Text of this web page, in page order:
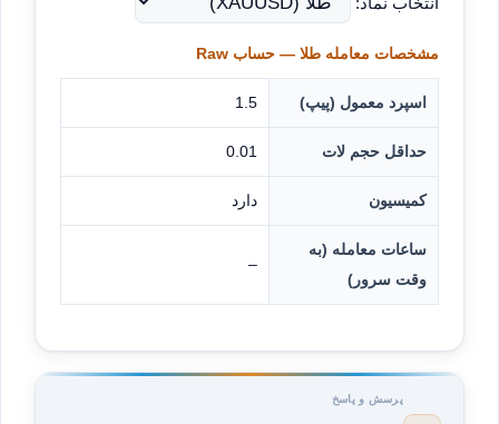
انتخاب نماد:
مشخصات معامله طلا — حساب Raw
اسپرد معمول (پیپ) 1.5
حداقل حجم لات 0.01
کمیسیون دارد
ساعات معامله (به
وقت سرور)
–
پرسش و پاسخ